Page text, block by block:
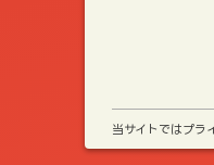
当サイトではプラ